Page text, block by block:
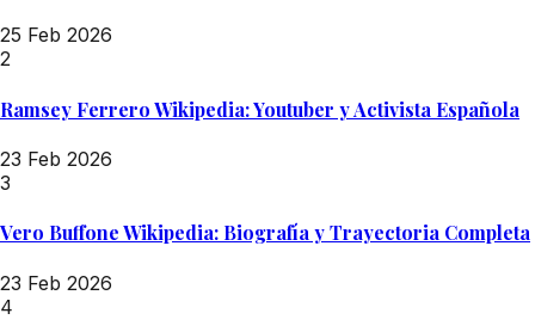
25 Feb 2026
2
Ramsey Ferrero Wikipedia: Youtuber y Activista Española
23 Feb 2026
3
Vero Buffone Wikipedia: Biografía y Trayectoria Completa
23 Feb 2026
4